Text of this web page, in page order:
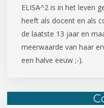
ELISA^2 is in het leven
heeft als docent en als
de laatste 13 jaar en
meerwaarde van haar
een halve eeuw ;-).